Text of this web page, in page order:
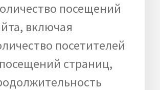
посещений
включая
посетителей
страниц,